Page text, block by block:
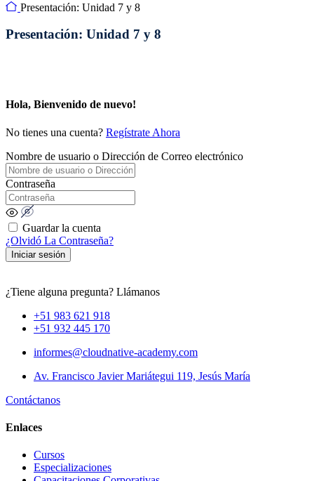
Presentación: Unidad 7 y 8
Presentación: Unidad 7 y 8
Hola, Bienvenido de nuevo!
No tienes una cuenta? Regístrate Ahora
Nombre de usuario o Dirección de Correo electrónico
Contraseña
Guardar la cuenta
¿Olvidó La Contraseña?
Iniciar sesión
¿Tiene alguna pregunta? Llámanos
+51 983 621 918
+51 932 445 170
informes@cloudnative-academy.com
Av. Francisco Javier Mariátegui 119, Jesús María
Contáctanos
Enlaces
Cursos
Especializaciones